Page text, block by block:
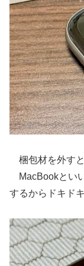
梱包材を外すと
MacBookとい
するからドキド